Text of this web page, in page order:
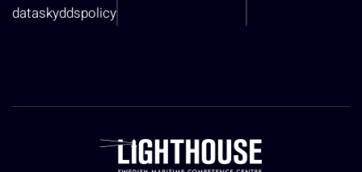
dataskyddspolicy